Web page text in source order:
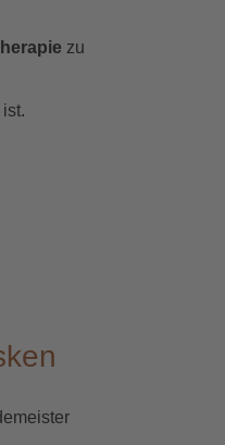
zu